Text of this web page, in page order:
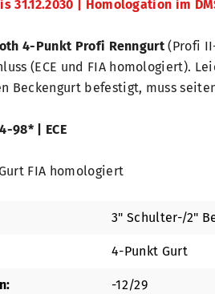
31.12.2030 | Homologation im
4-Punkt Profi Renngurt(Profi
(ECE und FIA homologiert).
Beckengurt befestigt, muss
98* | ECE
FIA homologiert
3" Schulter-/2"
4-Punkt Gurt
-12/29